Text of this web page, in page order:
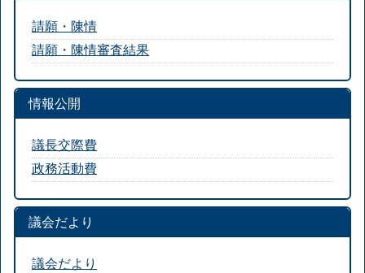
請願・陳情
請願・陳情審査結果
情報公開
議長交際費
政務活動費
議会だより
議会だより